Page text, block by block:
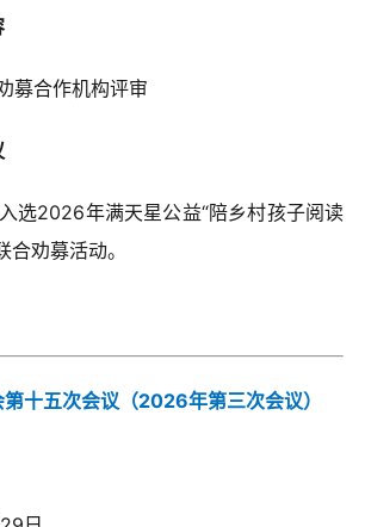
募合作机构评审
选2026年满天星公益“陪乡村孩子阅读
合劝募活动。
十五次会议（2026年第三次会议）